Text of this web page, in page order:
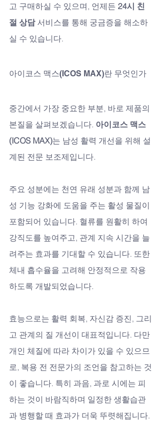
고 구매하실 수 있으며, 언제든 24시 친
절 상담 서비스를 통해 궁금증을 해소하
실 수 있습니다.
아이코스 맥스(ICOS MAX)란 무엇인가
중간에서 가장 중요한 부분, 바로 제품의
본질을 살펴보겠습니다. 아이코스 맥스
(ICOS MAX)는 남성 활력 개선을 위해 설
계된 전문 보조제입니다.
주요 성분에는 천연 유래 성분과 함께 남
성 기능 강화에 도움을 주는 활성 물질이
포함되어 있습니다. 혈류를 원활히 하여
강직도를 높여주고, 관계 지속 시간을 늘
려주는 효과를 기대할 수 있습니다. 또한
체내 흡수율을 고려해 안정적으로 작용
하도록 개발되었습니다.
효능으로는 활력 회복, 자신감 증진, 그리
고 관계의 질 개선이 대표적입니다. 다만
개인 체질에 따라 차이가 있을 수 있으므
로, 복용 전 전문가의 조언을 참고하는 것
이 좋습니다. 특히 과음, 과로 시에는 피
하는 것이 바람직하며 일정한 생활습관
과 병행할 때 효과가 더욱 뚜렷해집니다.